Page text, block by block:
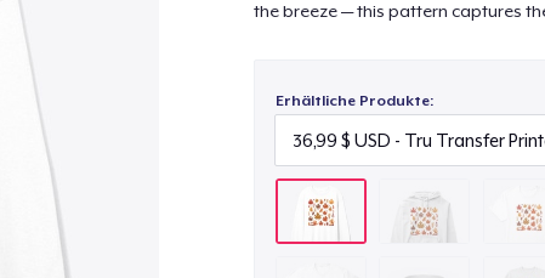
the breeze — this pattern captures
Erhältliche Produkte: